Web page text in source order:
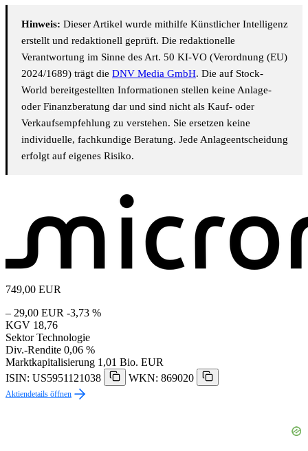
Hinweis: Dieser Artikel wurde mithilfe Künstlicher Intelligenz
erstellt und redaktionell geprüft. Die redaktionelle
Verantwortung im Sinne des Art. 50 KI-VO (Verordnung (EU)
2024/1689) trägt die DNV Media GmbH. Die auf Stock-
World bereitgestellten Informationen stellen keine Anlage-
oder Finanzberatung dar und sind nicht als Kauf- oder
Verkaufsempfehlung zu verstehen. Sie ersetzen keine
individuelle, fachkundige Beratung. Jede Anlageentscheidung
erfolgt auf eigenes Risiko.
749,00 EUR
– 29,00 EUR -3,73 %
KGV 18,76
Sektor Technologie
Div.-Rendite 0,06 %
Marktkapitalisierung 1,01 Bio. EUR
ISIN: US5951121038
WKN: 869020
Aktiendetails öffnen